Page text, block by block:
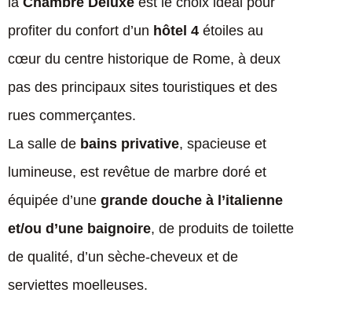
profiter du confort d’un hôtel 4 étoiles au
cœur du centre historique de Rome, à deux
pas des principaux sites touristiques et des
rues commerçantes.
La salle de bains privative, spacieuse et
lumineuse, est revêtue de marbre doré et
équipée d’une grande douche à l’italienne
et/ou d’une baignoire, de produits de toilette
de qualité, d’un sèche-cheveux et de
serviettes moelleuses.